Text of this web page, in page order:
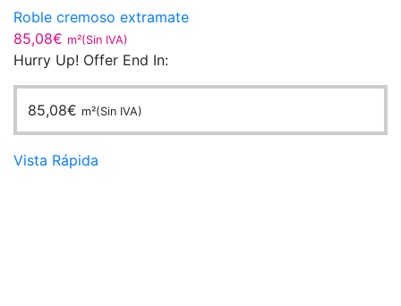
Roble cremoso extramate
85,08€ m²(Sin IVA)
Hurry Up! Offer End In:
85,08€ m²(Sin IVA)
Vista Rápida